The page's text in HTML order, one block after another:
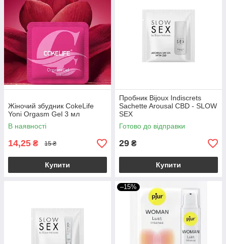
Жіночий збудник CokeLife
Yoni Orgasm Gel 3 мл
В наявності
14,25 ₴ 15 ₴
Купити
Пробник Bijoux Indiscrets
Sachette Arousal CBD - SLOW
SEX
Готово до відправки
29 ₴
Купити
–15%